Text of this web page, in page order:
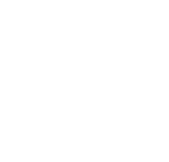
やめますよ
らなんか
ぞこれです